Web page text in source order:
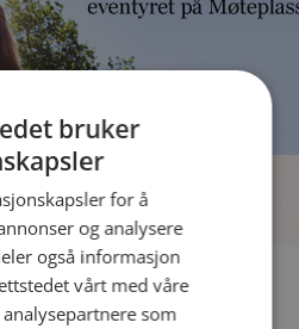
bruker
for å
og analysere
også informasjon
vårt med våre
som